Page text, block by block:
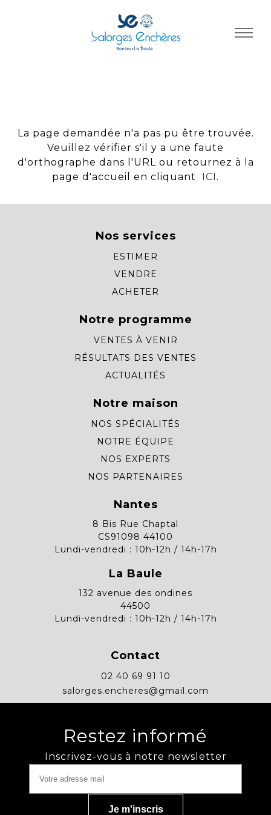
La page demandée n'a pas pu être trouvée.
Veuillez vérifier s'il y a une faute
d'orthographe dans l'URL ou retournez à la
page d'accueil en cliquant
ICI .
Nos services
ESTIMER
VENDRE
ACHETER
Notre programme
VENTES À VENIR
RÉSULTATS DES VENTES
ACTUALITÉS
Notre maison
NOS SPÉCIALITÉS
NOTRE ÉQUIPE
NOS EXPERTS
NOS PARTENAIRES
Nantes
8 Bis Rue Chaptal
CS91098 44100
Lundi-vendredi : 10h-12h / 14h-17h
La Baule
132 avenue des ondines
44500
Lundi-vendredi : 10h-12h / 14h-17h
Contact
02 40 69 91 10
salorges.encheres@gmail.com
Restez informé
Inscrivez-vous à notre newsletter